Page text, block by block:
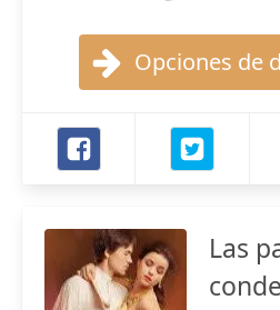
Opciones de
Las